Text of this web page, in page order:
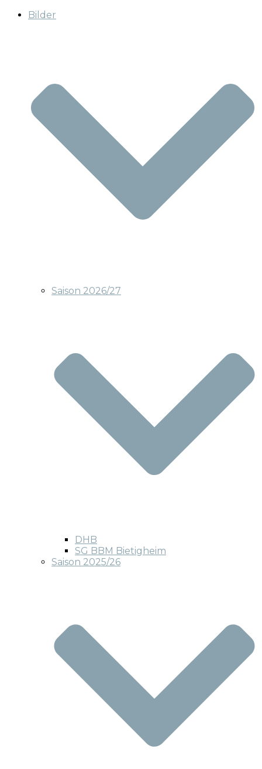
Bilder
Saison 2026/27
DHB
SG BBM Bietigheim
Saison 2025/26